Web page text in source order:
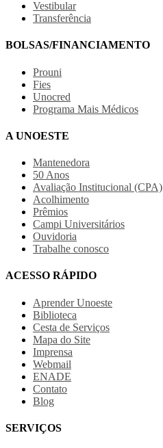
Vestibular
Transferência
BOLSAS/FINANCIAMENTO
Prouni
Fies
Unocred
Programa Mais Médicos
A UNOESTE
Mantenedora
50 Anos
Avaliação Institucional (CPA)
Acolhimento
Prêmios
Campi Universitários
Ouvidoria
Trabalhe conosco
ACESSO RÁPIDO
Aprender Unoeste
Biblioteca
Cesta de Serviços
Mapa do Site
Imprensa
Webmail
ENADE
Contato
Blog
SERVIÇOS